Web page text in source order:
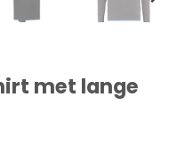
met lange